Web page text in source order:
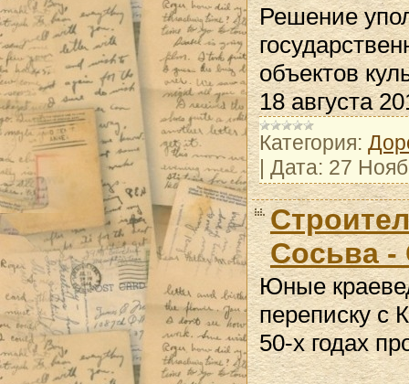
Решение
объектов
18 августа
Категория:
| Дата: 27
Сосьва -
Юные
переписку с
50-х годах